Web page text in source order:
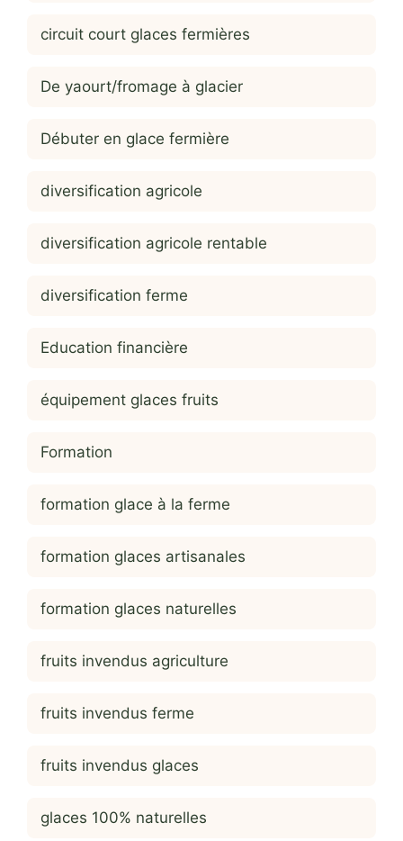
circuit court glaces fermières
De yaourt/fromage à glacier
Débuter en glace fermière
diversification agricole
diversification agricole rentable
diversification ferme
Education financière
équipement glaces fruits
Formation
formation glace à la ferme
formation glaces artisanales
formation glaces naturelles
fruits invendus agriculture
fruits invendus ferme
fruits invendus glaces
glaces 100% naturelles